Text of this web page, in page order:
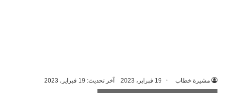
مشيرة خطاب 19 فبراير، 2023 آخر تحديث: 19 فبراير، 2023